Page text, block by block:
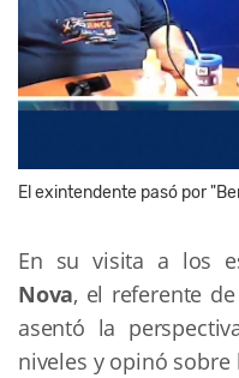
El exintendente pasó por
En su visita a los
Nova, el referente de
asentó la
niveles y opinó sobre